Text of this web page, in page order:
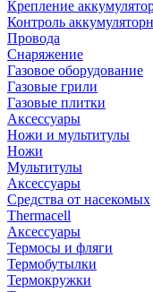
Крепление
Контроль
Провода
Снаряжение
Газовое оборудование
Газовые грили
Газовые плитки
Аксессуары
Ножи и мультитулы
Ножи
Мультитулы
Аксессуары
Средства от насекомых
Thermacell
Аксессуары
Термосы и фляги
Термобутылки
Термокружки